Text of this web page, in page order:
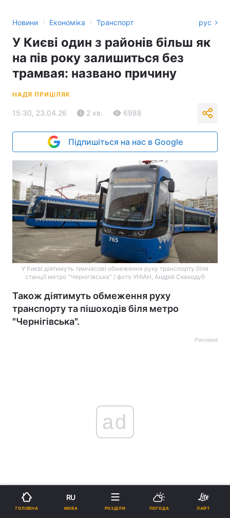
Новини › Економіка › Транспорт рус
У Києві один з районів більш як
на пів року залишиться без
трамвая: названо причину
НАДЯ ПРИШЛЯК
15:30, 23.04.26 2 хв. 6988
Підпишіться на нас в Google
У Києві діятимуть тимчасові обмеження руху транспорту біля
станції метро "Чернігівська" / фото УНІАН, Андрій Скакодуб
Також діятимуть обмеження руху
транспорту та пішоходів біля метро
"Чернігівська".
Реклама
ad
Із 25 квітня до 30 листопада в Києвідіятимуть
обмеження руху транспорту та пішоходів біля
ГОЛОВНА
RU
МОВА РОЗДІЛИ ПОГОДА ЛАЙТ